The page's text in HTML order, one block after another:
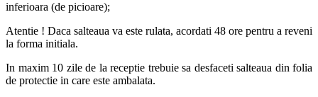
inferioara (de picioare);
Atentie ! Daca salteaua va este rulata, acordati 48 ore pentru a reveni
la forma initiala.
In maxim 10 zile de la receptie trebuie sa desfaceti salteaua din folia
de protectie in care este ambalata.